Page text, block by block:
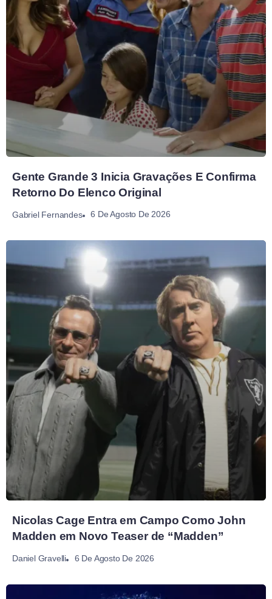
Gente Grande 3 Inicia Gravações E Confirma
Retorno Do Elenco Original
Gabriel Fernandes 6 De Agosto De 2026
Nicolas Cage Entra em Campo Como John
Madden em Novo Teaser de “Madden”
Daniel Gravelli 6 De Agosto De 2026